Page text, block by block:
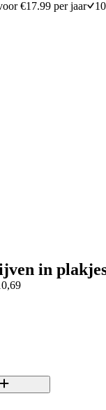
€17.99 per jaar
in